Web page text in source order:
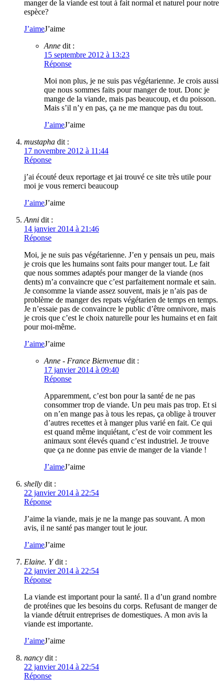
manger de la viande est tout à fait normal et naturel pour notre
espèce?
J’aimeJ’aime
Anne dit :
15 septembre 2012 à 13:23
Réponse
Moi non plus, je ne suis pas végétarienne. Je crois aussi
que nous sommes faits pour manger de tout. Donc je
mange de la viande, mais pas beaucoup, et du poisson.
Mais s’il n’y en pas, ça ne me manque pas du tout.
J’aimeJ’aime
mustapha dit :
17 novembre 2012 à 11:44
Réponse
j’ai écouté deux reportage et jai trouvé ce site très utile pour
moi je vous remerci beaucoup
J’aimeJ’aime
Anni dit :
14 janvier 2014 à 21:46
Réponse
Moi, je ne suis pas végétarienne. J’en y pensais un peu, mais
je crois que les humains sont faits pour manger tout. Le fait
que nous sommes adaptés pour manger de la viande (nos
dents) m’a convaincre que c’est parfaitement normale et sain.
Je consomme la viande assez souvent, mais je n’ais pas de
problème de manger des repats végétarien de temps en temps.
Je n’essaie pas de convaincre le public d’être omnivore, mais
je crois que c’est le choix naturelle pour les humains et en fait
pour moi-même.
J’aimeJ’aime
Anne - France Bienvenue dit :
17 janvier 2014 à 09:40
Réponse
Apparemment, c’est bon pour la santé de ne pas
consommer trop de viande. Un peu mais pas trop. Et si
on n’en mange pas à tous les repas, ça oblige à trouver
d’autres recettes et à manger plus varié en fait. Ce qui
est quand même inquiétant, c’est de voir comment les
animaux sont élevés quand c’est industriel. Je trouve
que ça ne donne pas envie de manger de la viande !
J’aimeJ’aime
shelly dit :
22 janvier 2014 à 22:54
Réponse
J’aime la viande, mais je ne la mange pas souvant. A mon
avis, il ne santé pas manger tout le jour.
J’aimeJ’aime
Elaine. Y dit :
22 janvier 2014 à 22:54
Réponse
La viande est important pour la santé. Il a d’un grand nombre
de protéines que les besoins du corps. Refusant de manger de
la viande détruit entreprises de domestiques. A mon avis la
viande est importante.
J’aimeJ’aime
nancy dit :
22 janvier 2014 à 22:54
Réponse